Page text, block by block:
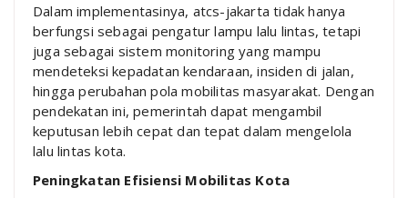
Dalam implementasinya, atcs-jakarta tidak hanya
berfungsi sebagai pengatur lampu lalu lintas, tetapi
juga sebagai sistem monitoring yang mampu
mendeteksi kepadatan kendaraan, insiden di jalan,
hingga perubahan pola mobilitas masyarakat. Dengan
pendekatan ini, pemerintah dapat mengambil
keputusan lebih cepat dan tepat dalam mengelola
lalu lintas kota.
Peningkatan Efisiensi Mobilitas Kota